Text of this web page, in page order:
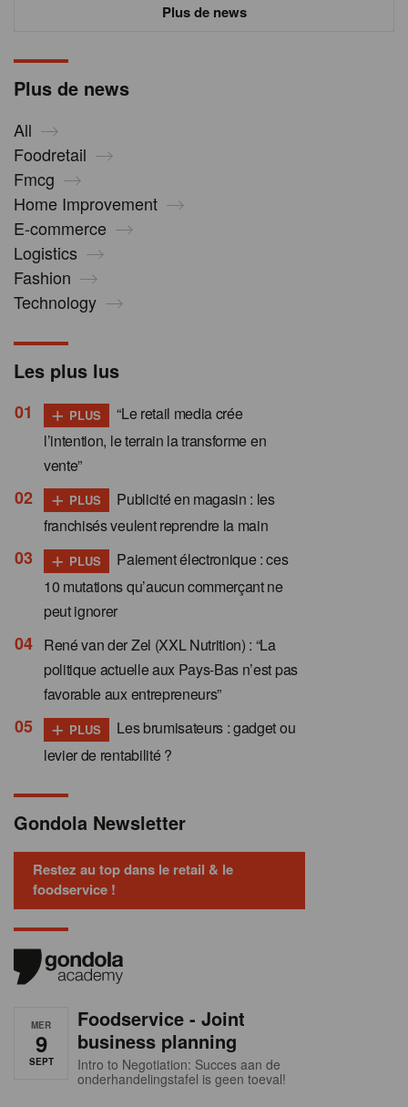
Plus de news
All
Foodretail
Fmcg
Home Improvement
E-commerce
Logistics
Fashion
Technology
Plus de news
Les plus lus
+ PLUS
“Le retail media crée
l’intention, le terrain la transforme en
vente”
+ PLUS
Publicité en magasin : les
franchisés veulent reprendre la main
+ PLUS
Paiement électronique : ces
10 mutations qu’aucun commerçant ne
peut ignorer
René van der Zel (XXL Nutrition) : “La
politique actuelle aux Pays-Bas n’est pas
favorable aux entrepreneurs”
+ PLUS
Les brumisateurs : gadget ou
levier de rentabilité ?
Gondola Newsletter
Restez au top dans le retail & le
foodservice !
MER
9
SEPT
Foodservice - Joint
business planning
Intro to Negotiation: Succes aan de
onderhandelingstafel is geen toeval!